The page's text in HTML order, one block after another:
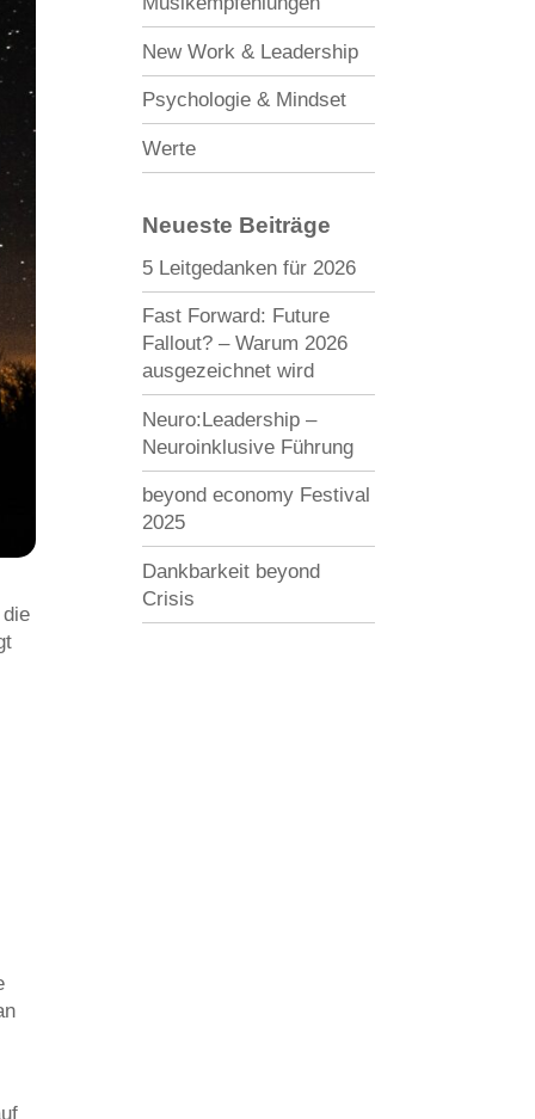
New Work & Leadership
Psychologie & Mindset
Werte
Neueste Beiträge
5 Leitgedanken für 2026
Fast Forward: Future
Fallout? – Warum 2026
ausgezeichnet wird
Neuro:Leadership –
Neuroinklusive Führung
beyond economy Festival
2025
Dankbarkeit beyond
Crisis